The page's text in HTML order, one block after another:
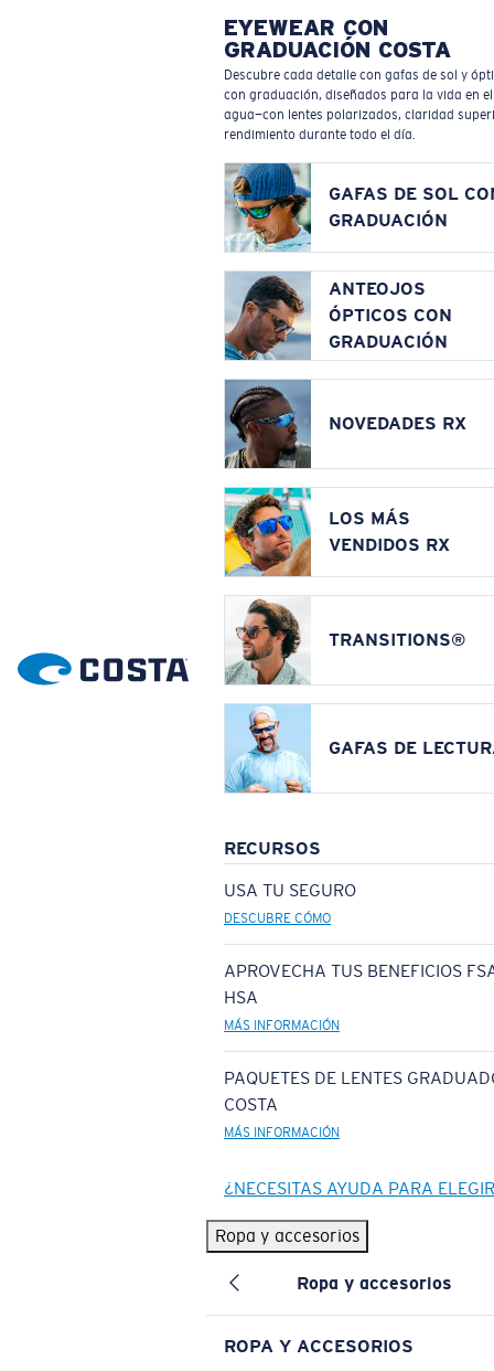
EYEWEAR CON
GRADUACIÓN COSTA
Descubre cada detalle con gafas de sol y
con graduación, diseñados para la vida en el
agua—con lentes polarizados, claridad
rendimiento durante todo el día.
GAFAS DE SOL
GRADUACIÓN
ANTEOJOS
ÓPTICOS CON
GRADUACIÓN
NOVEDADES RX
LOS MÁS
VENDIDOS RX
TRANSITIONS®
GAFAS DE
RECURSOS
USA TU SEGURO
DESCUBRE CÓMO
APROVECHA TUS BENEFICIOS
HSA
MÁS INFORMACIÓN
PAQUETES DE LENTES
COSTA
MÁS INFORMACIÓN
¿NECESITAS AYUDA PARA
Ropa y accesorios
Ropa y accesorios
ROPA Y ACCESORIOS